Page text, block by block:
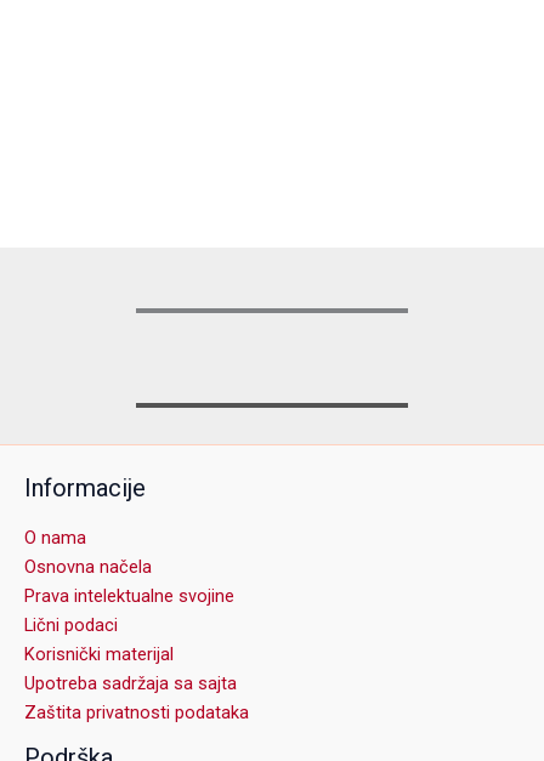
Informacije
O nama
Osnovna načela
Prava intelektualne svojine
Lični podaci
Korisnički materijal
Upotreba sadržaja sa sajta
Zaštita privatnosti podataka